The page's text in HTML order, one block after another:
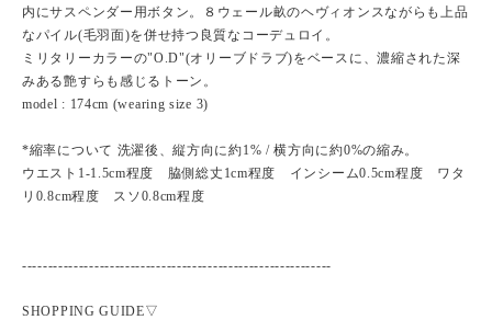
内にサスペンダー用ボタン。８ウェール畝のヘヴィオンスながらも上品
なパイル(毛羽面)を併せ持つ良質なコーデュロイ。
ミリタリーカラーの"O.D"(オリーブドラブ)をベースに、濃縮された深
みある艶すらも感じるトーン。
model : 174cm (wearing size 3)
*縮率について 洗濯後、縦方向に約1% / 横方向に約0%の縮み。
ウエスト1-1.5cm程度 脇側総丈1cm程度 インシーム0.5cm程度 ワタ
リ0.8cm程度 スソ0.8cm程度
------------------------------------------------------------
SHOPPING GUIDE▽